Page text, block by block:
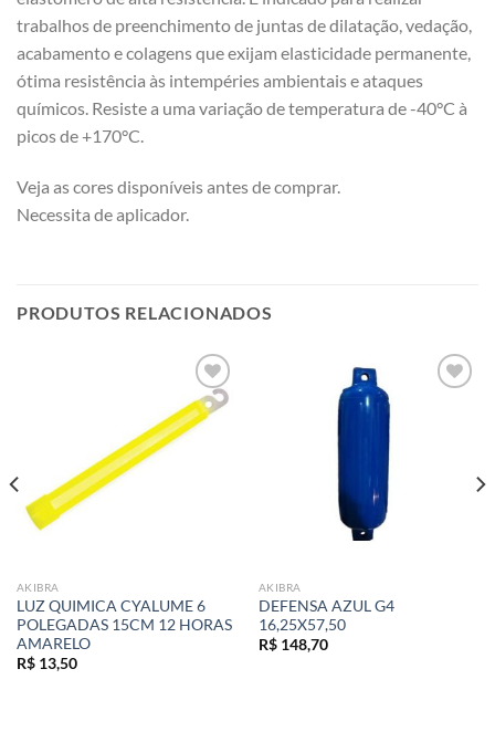
trabalhos de preenchimento de juntas de dilatação, vedação,
acabamento e colagens que exijam elasticidade permanente,
ótima resistência às intempéries ambientais e ataques
químicos. Resiste a uma variação de temperatura de -40°C à
picos de +170°C.
Veja as cores disponíveis antes de comprar.
Necessita de aplicador.
PRODUTOS RELACIONADOS
Add to
wishlist
AKIBRA
LUZ QUIMICA CYALUME 6
POLEGADAS 15CM 12 HORAS
AMARELO
R$13,50
AKIBRA
DEFENSA AZUL G4
16,25X57,50
R$148,70